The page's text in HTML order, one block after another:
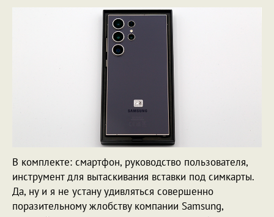
В комплекте: смартфон, руководство пользователя,
инструмент для вытаскивания вставки под симкарты.
Да, ну и я не устану удивляться совершенно
поразительному жлобству компании Samsung,